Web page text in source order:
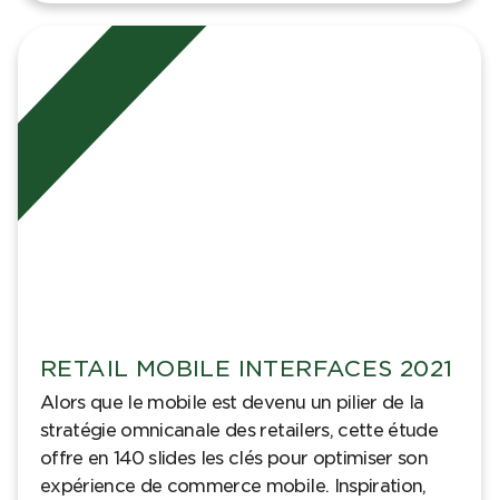
RETAIL MOBILE INTERFACES 2021
Alors que le mobile est devenu un pilier de la
stratégie omnicanale des retailers, cette étude
offre en 140 slides les clés pour optimiser son
expérience de commerce mobile. Inspiration,